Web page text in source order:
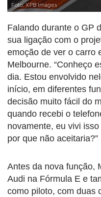
Foto: XPB Images
Falando durante o GP
sua ligação com o
emoção de ver o carro
Melbourne. “Conheço
dia. Estou envolvido
início, em diferentes
decisão muito fácil do
quando recebi o
novamente, eu vivi
por que não aceitaria?”
Antes da nova função,
Audi na Fórmula E e
como piloto, com duas